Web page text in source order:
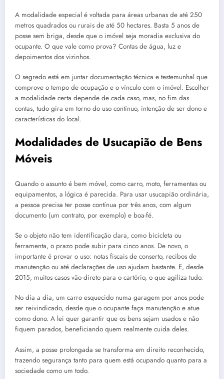
A modalidade especial é voltada para áreas urbanas de até 250
metros quadrados ou rurais de até 50 hectares. Basta 5 anos de
posse sem briga, desde que o imóvel seja moradia exclusiva do
ocupante. O que vale como prova? Contas de água, luz e
depoimentos dos vizinhos.
O segredo está em juntar documentação técnica e testemunhal que
comprove o tempo de ocupação e o vínculo com o imóvel. Escolher
a modalidade certa depende de cada caso, mas, no fim das
contas, tudo gira em torno do uso contínuo, intenção de ser dono e
características do local.
Modalidades de Usucapião de Bens
Móveis
Quando o assunto é bem móvel, como carro, moto, ferramentas ou
equipamentos, a lógica é parecida. Para usar usucapião ordinária,
a pessoa precisa ter posse contínua por três anos, com algum
documento (um contrato, por exemplo) e boa-fé.
Se o objeto não tem identificação clara, como bicicleta ou
ferramenta, o prazo pode subir para cinco anos. De novo, o
importante é provar o uso: notas fiscais de conserto, recibos de
manutenção ou até declarações de uso ajudam bastante. E, desde
2015, muitos casos vão direto para o cartório, o que agiliza tudo.
No dia a dia, um carro esquecido numa garagem por anos pode
ser reivindicado, desde que o ocupante faça manutenção e atue
como dono. A lei quer garantir que os bens sejam usados e não
fiquem parados, beneficiando quem realmente cuida deles.
Assim, a posse prolongada se transforma em direito reconhecido,
trazendo segurança tanto para quem está ocupando quanto para a
sociedade como um todo.